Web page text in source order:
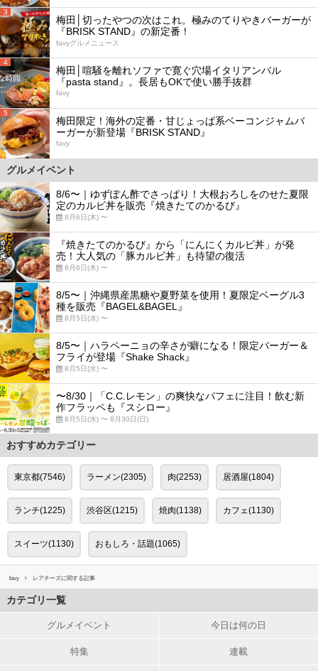
3
梅田│切ったやつの次はこれ。極みのてりやきバーガーが
『BRISK STAND』の新定番！
favyグルメニュース
4
梅田│喧騒を離れソファで寛ぐ穴場イタリアンバル
『pasta stand』。長居もOKで使い勝手抜群
favy
5
梅田限定！海外の定番・甘じょっぱ系ベーコンジャムバ
ーガーが新登場『BRISK STAND』
favy
グルメイベント
8/6〜｜ゆずぽん酢でさっぱり！大根おろしをのせた夏限
定のカルビ丼を販売『焼きたてのかるび』
8月6日(木) 〜
『焼きたてのかるび』から「にんにくカルビ丼」が発
売！大人気の「豚カルビ丼」も待望の復活
8月6日(木) 〜
8/5〜｜沖縄県産黒糖や夏野菜を使用！夏限定ベーグル3
種を販売『BAGEL&BAGEL』
8月5日(水) 〜
8/5〜｜ハラペーニョの辛さが癖になる！限定バーガー＆
フライが登場『Shake Shack』
8月5日(水) 〜
〜8/30｜「C.C.レモン」の爽快なパフェに注目！飲む新
作フラッペも『スシロー』
8月5日(水) 〜 8月30日(日)
おすすめカテゴリー
東京都(7546) ラーメン(2305) 肉(2253) 居酒屋(1804)
ランチ(1225) 渋谷区(1215) 焼肉(1138) カフェ(1130)
スイーツ(1130) おもしろ・話題(1065)
favy レアチーズに関する記事
カテゴリ一覧
グルメイベント 今日は何の日
特集 連載